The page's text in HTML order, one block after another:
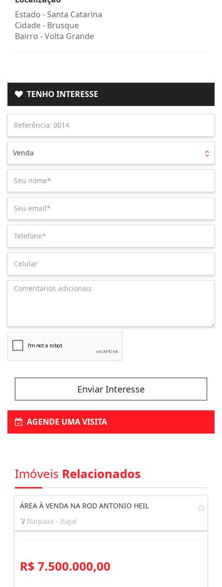
Estado -Santa Catarina
Cidade - Brusque
Bairro -Volta Grande
TENHO INTERESSE
Venda
Enviar Interesse
AGENDE UMA VISITA
Imóveis Relacionados
ÁREA À VENDA NA ROD ANTONIO HEIL
Itaipava - Itajaí
R$ 7.500.000,00